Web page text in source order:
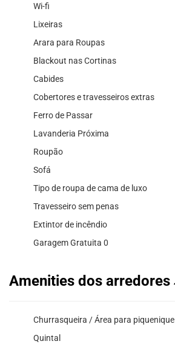
Wi-fi
Lixeiras
Arara para Roupas
Blackout nas Cortinas
Cabides
Cobertores e travesseiros extras
Ferro de Passar
Lavanderia Próxima
Roupão
Sofá
Tipo de roupa de cama de luxo
Travesseiro sem penas
Extintor de incêndio
Garagem Gratuita 0
Amenities dos arredores
Churrasqueira / Área para piquenique
Quintal